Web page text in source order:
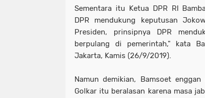
Sementara itu Ketua DPR RI
DPR mendukung keputusan
Presiden, prinsipnya DPR
berpulang di pemerintah," kata
Jakarta, Kamis (26/9/2019).
Namun demikian, Bamsoet
Golkar itu beralasan karena masa